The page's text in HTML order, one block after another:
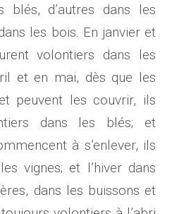
blés, d’autres dans les
les bois. En janvier et
volontiers dans les
et en mai, dès que les
peuvent les couvrir, ils
dans les blés; et
à s’enlever, ils
vignes; et l’hiver dans
dans les buissons et